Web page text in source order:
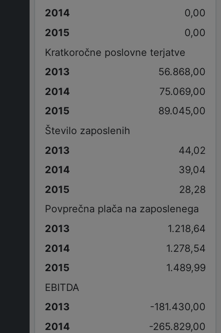
0,00
0,00
Kratkoročne poslovne terjatve
56.868,00
75.069,00
89.045,00
Število zaposlenih
44,02
39,04
28,28
Povprečna plača na zaposlenega
1.218,64
1.278,54
1.489,99
EBITDA
-181.430,00
-265.829,00